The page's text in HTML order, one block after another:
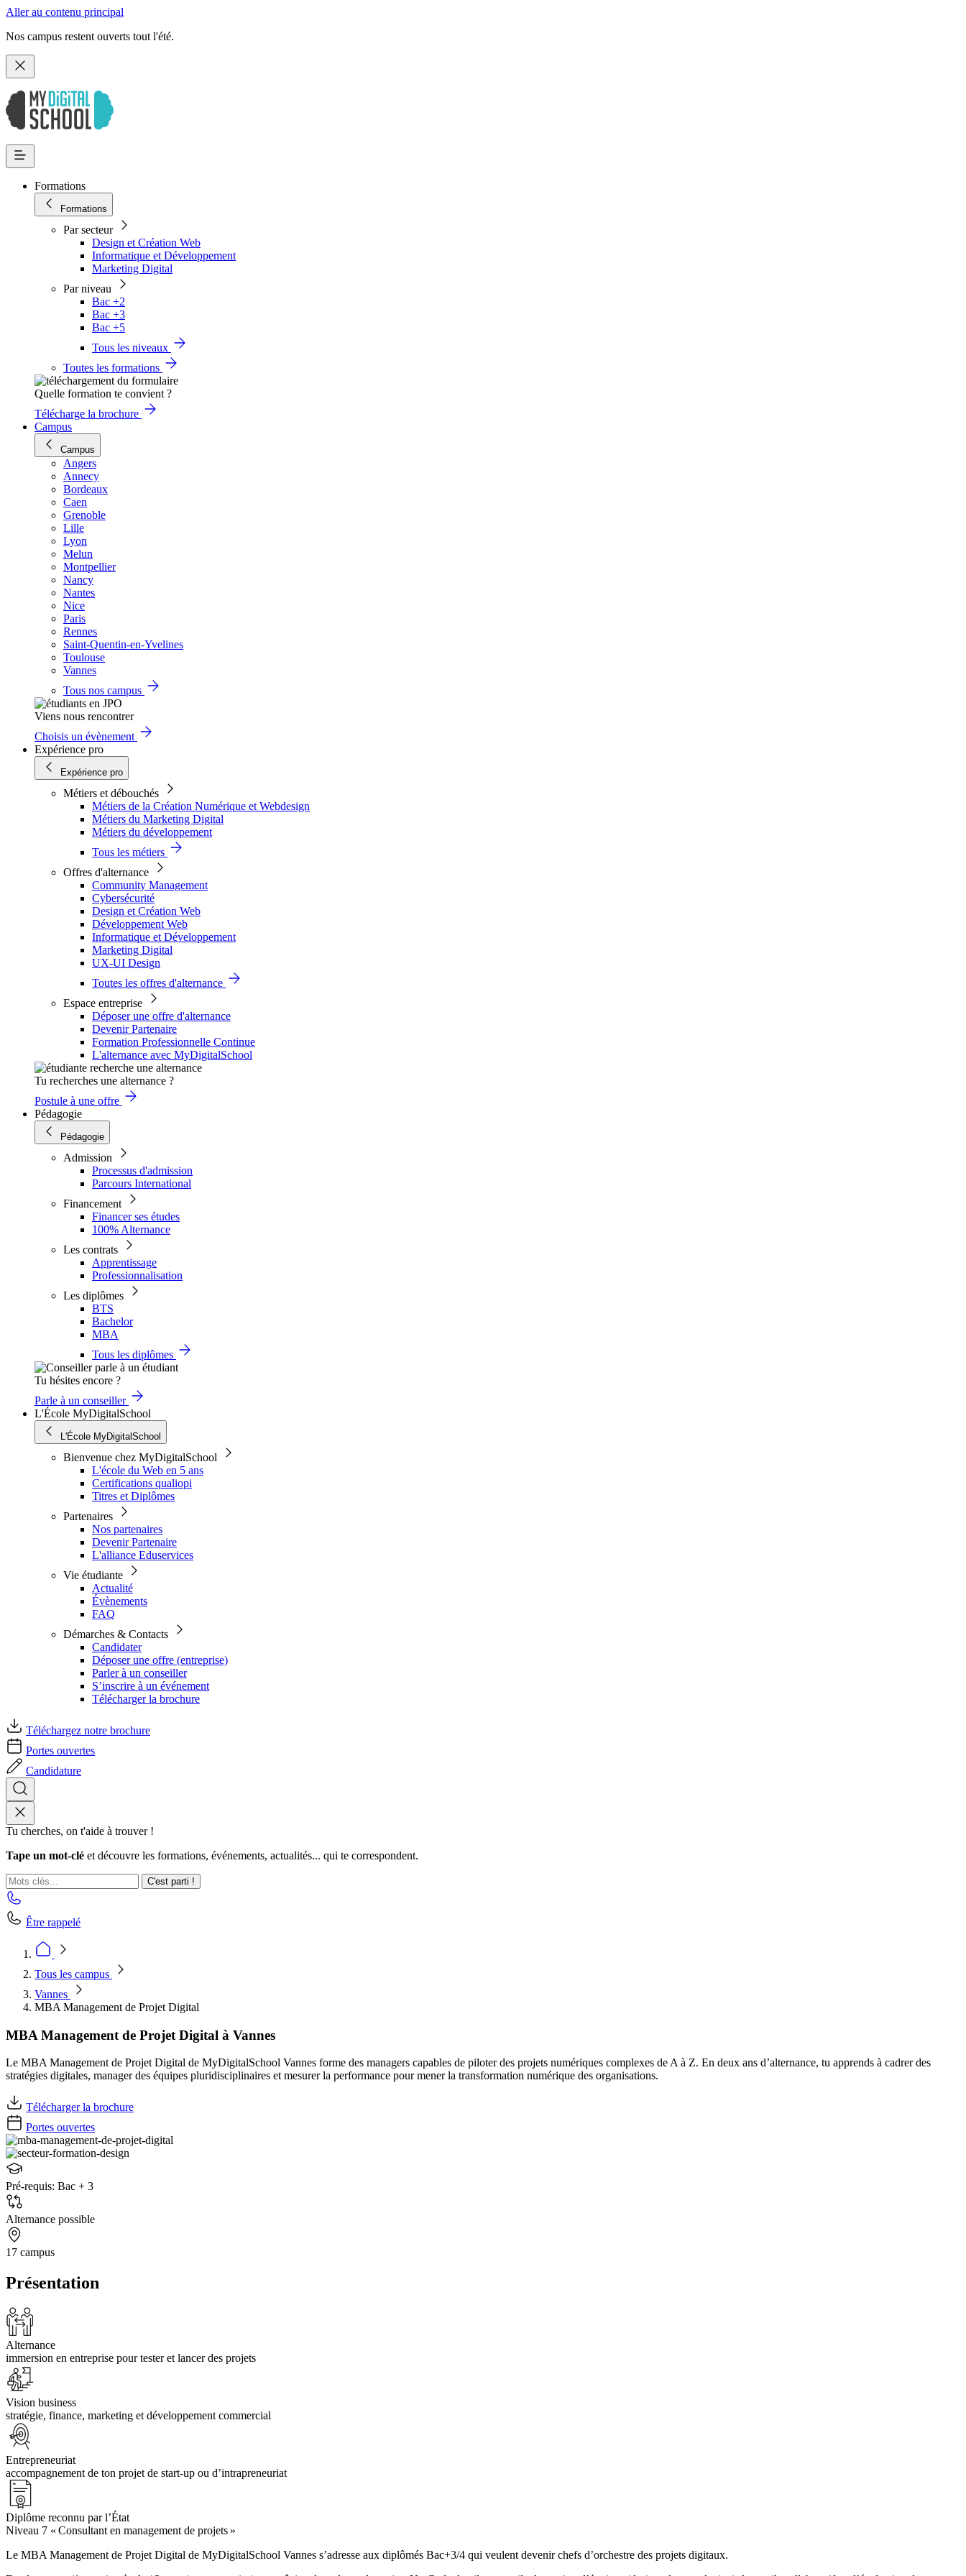
Aller au contenu principal
Nos campus restent ouverts tout l'été.
Formations
Formations
Par secteur
Design et Création Web
Informatique et Développement
Marketing Digital
Par niveau
Bac +2
Bac +3
Bac +5
Tous les niveaux
Toutes les formations
Quelle formation te convient ?
Télécharge la brochure
Campus
Campus
Angers
Annecy
Bordeaux
Caen
Grenoble
Lille
Lyon
Melun
Montpellier
Nancy
Nantes
Nice
Paris
Rennes
Saint-Quentin-en-Yvelines
Toulouse
Vannes
Tous nos campus
Viens nous rencontrer
Choisis un évènement
Expérience pro
Expérience pro
Métiers et débouchés
Métiers de la Création Numérique et Webdesign
Métiers du Marketing Digital
Métiers du développement
Tous les métiers
Offres d'alternance
Community Management
Cybersécurité
Design et Création Web
Développement Web
Informatique et Développement
Marketing Digital
UX-UI Design
Toutes les offres d'alternance
Espace entreprise
Déposer une offre d'alternance
Devenir Partenaire
Formation Professionnelle Continue
L'alternance avec MyDigitalSchool
Tu recherches une alternance ?
Postule à une offre
Pédagogie
Pédagogie
Admission
Processus d'admission
Parcours International
Financement
Financer ses études
100% Alternance
Les contrats
Apprentissage
Professionnalisation
Les diplômes
BTS
Bachelor
MBA
Tous les diplômes
Tu hésites encore ?
Parle à un conseiller
L'École MyDigitalSchool
L'École MyDigitalSchool
Bienvenue chez MyDigitalSchool
L'école du Web en 5 ans
Certifications qualiopi
Titres et Diplômes
Partenaires
Nos partenaires
Devenir Partenaire
L'alliance Eduservices
Vie étudiante
Actualité
Évènements
FAQ
Démarches & Contacts
Candidater
Déposer une offre (entreprise)
Parler à un conseiller
S’inscrire à un événement
Télécharger la brochure
Téléchargez notre brochure
Portes ouvertes
Candidature
Tu cherches, on t'aide à trouver !
Tape un mot-clé et découvre les formations, événements, actualités... qui te correspondent.
C'est parti !
Être rappelé
Tous les campus
Vannes
MBA Management de Projet Digital
MBA Management de Projet Digital à Vannes
Le MBA Management de Projet Digital de MyDigitalSchool Vannes forme des managers capables de piloter des projets numériques complexes de A à Z. En deux ans d’alternance, tu apprends à cadrer des
stratégies digitales, manager des équipes pluridisciplinaires et mesurer la performance pour mener la transformation numérique des organisations.
Télécharger la brochure
Portes ouvertes
Pré-requis: Bac + 3
Alternance possible
17 campus
Présentation
Alternance
immersion en entreprise pour tester et lancer des projets
Vision business
stratégie, finance, marketing et développement commercial
Entrepreneuriat
accompagnement de ton projet de start-up ou d’intrapreneuriat
Diplôme reconnu par l’État
Niveau 7 « Consultant en management de projets »
Le MBA Management de Projet Digital de MyDigitalSchool Vannes s’adresse aux diplômés Bac+3/4 qui veulent devenir chefs d’orchestre des projets digitaux.